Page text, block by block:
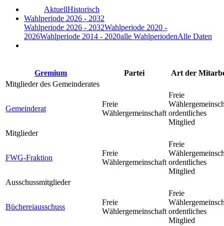
AktuellHistorisch
Wahlperiode 2026 - 2032
Wahlperiode 2026 - 2032Wahlperiode 2020 -
2026Wahlperiode 2014 - 2020alle WahlperiodenAlle Daten
Gremium Partei
Art der
Mitglieder des Gemeinderates
Gemeinderat
Freie
Wählergemeinschaft
Freie
ordentliches
Mitglied
Mitglieder
FWG-Fraktion
Freie
Wählergemeinschaft
Freie
ordentliches
Mitglied
Ausschussmitglieder
Büchereiausschuss
Freie
Wählergemeinschaft
Freie
ordentliches
Mitglied